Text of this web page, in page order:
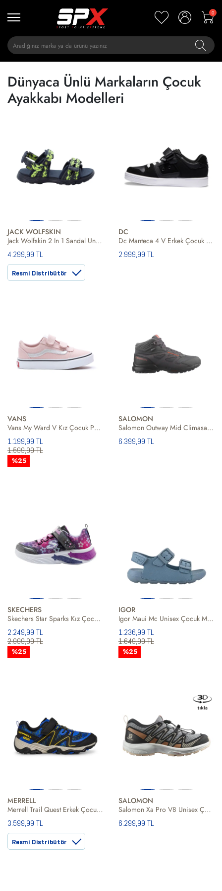
0
Dünyaca Ünlü Markaların Çocuk
Ayakkabı Modelleri
JACK WOLFSKIN
Jack Wolfskin 2 In 1 Sandal Unisex Çocuk Kahverengi Sandalet
4.299,99 TL
Resmi Distribütör
DC
Dc Manteca 4 V Erkek Çocuk Siyah Günlük Ayakkabı
2.999,99 TL
VANS
Vans My Ward V Kız Çocuk Pembe Günlük Ayakkabı
1.199,99 TL
1.599,99 TL
%25
SALOMON
Salomon Outway Mid Climasalomon Waterproof Unisex Çocuk Gri Outdoor Ayakkabı
6.399,99 TL
SKECHERS
Skechers Star Sparks Kız Çocuk Günlük Ayakkabı
2.249,99 TL
2.999,99 TL
%25
IGOR
Igor Maui Mc Unisex Çocuk Mavi Sandalet
1.236,99 TL
1.649,99 TL
%25
MERRELL
Merrell Trail Quest Erkek Çocuk Outdoor Ayakkabı
3.599,99 TL
Resmi Distribütör
SALOMON
Salomon Xa Pro V8 Unisex Çocuk Gri Outdoor Ayakkabı
6.299,99 TL